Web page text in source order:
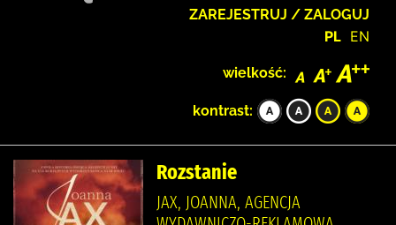
ZAREJESTRUJ / ZALOGUJ
PL EN
wielkość:
kontrast:
Rozstanie
JAX, JOANNA, AGENCJA